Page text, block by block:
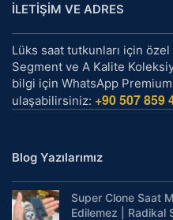
İLETİŞİM VE ADRES
Lüks saat tutkunları için
Segment ve A Kalite
bilgi için WhatsApp Premium
ulaşabilirsiniz: +90 507 859
Blog Yazılarımız
Super Clone Saat
Edilemez | Radikal